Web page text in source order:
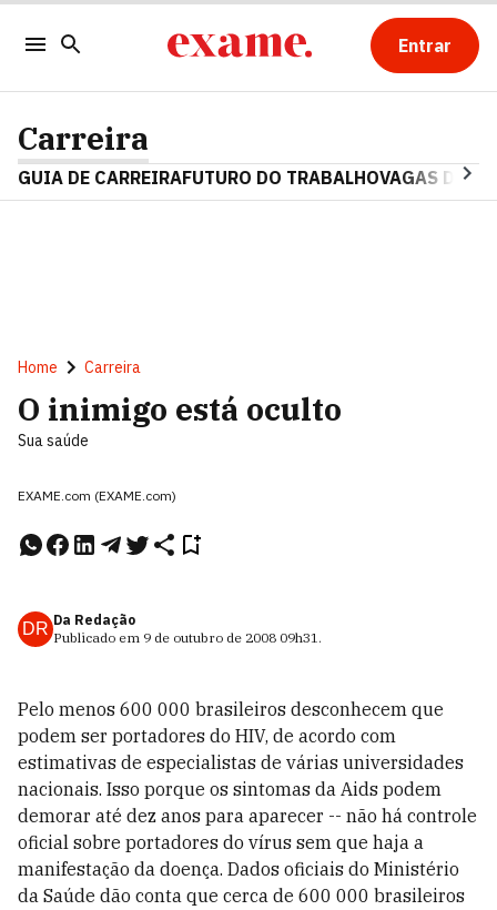
Entrar
Carreira
GUIA DE CARREIRAFUTURO DO TRABALHOVAGAS DE
Home Carreira
O inimigo está oculto
Sua saúde
EXAME.com (EXAME.com)
DR Da Redação
Publicado em 9 de outubro de 2008 09h31.
Pelo menos 600 000 brasileiros desconhecem que
podem ser portadores do HIV, de acordo com
estimativas de especialistas de várias universidades
nacionais. Isso porque os sintomas da Aids podem
demorar até dez anos para aparecer -- não há controle
oficial sobre portadores do vírus sem que haja a
manifestação da doença. Dados oficiais do Ministério
da Saúde dão conta que cerca de 600 000 brasileiros